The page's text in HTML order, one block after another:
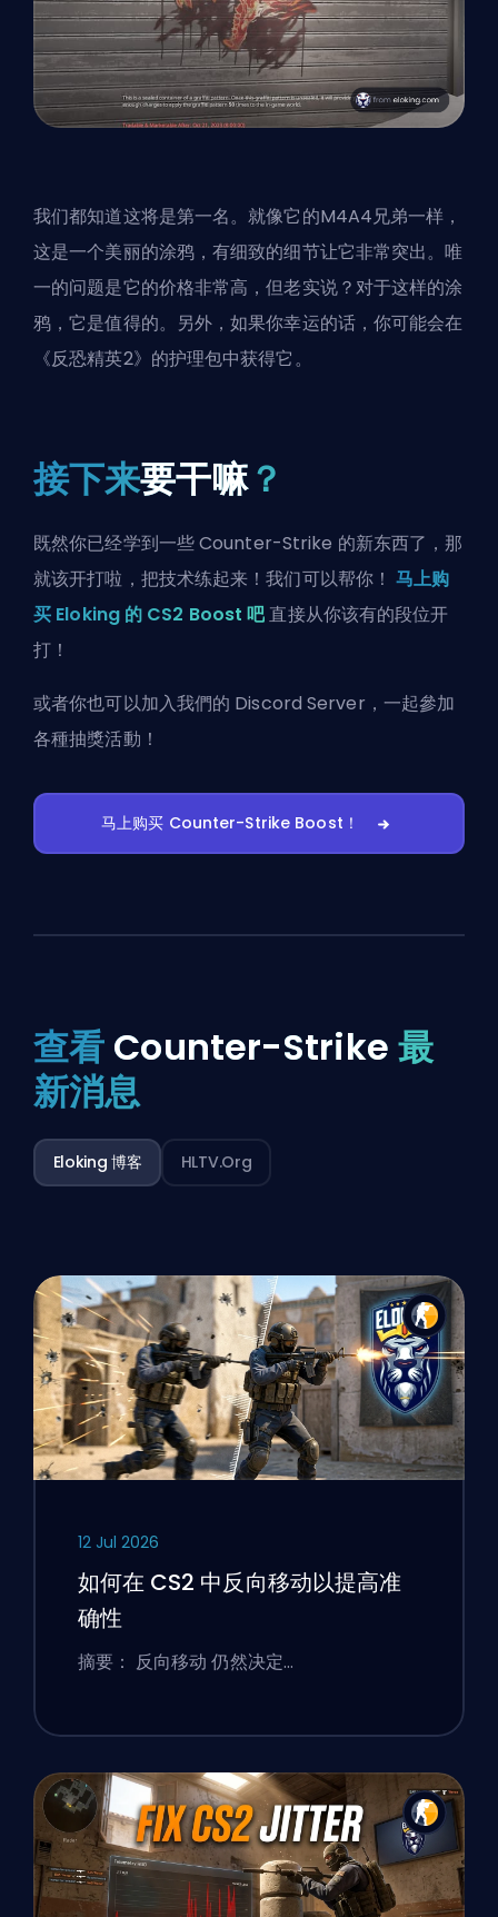
我们都知道这将是第一名。就像它的M4A4兄弟一样，
这是一个美丽的涂鸦，有细致的细节让它非常突出。唯
一的问题是它的价格非常高，但老实说？对于这样的涂
鸦，它是值得的。另外，如果你幸运的话，你可能会在
《反恐精英2》的护理包中获得它。
接下来要干嘛？
既然你已经学到一些 Counter-Strike 的新东西了，那
就该开打啦，把技术练起来！我们可以帮你！马上购
买 Eloking 的 CS2 Boost 吧直接从你该有的段位开
打！
或者你也可以加入我們的 Discord Server ，一起參加
各種抽獎活動！
马上购买 Counter-Strike Boost！
查看 Counter-Strike 最
新消息
Eloking 博客 HLTV.org
12 Jul 2026
如何在 CS2 中反向移动以提高准
确性
摘要： 反向移动 仍然决定…